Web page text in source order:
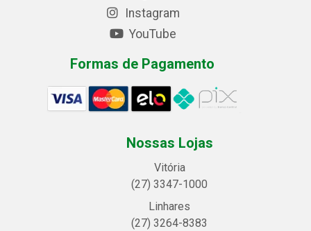
Instagram
YouTube
Formas de Pagamento
Nossas Lojas
Vitória
(27) 3347-1000
Linhares
(27) 3264-8383